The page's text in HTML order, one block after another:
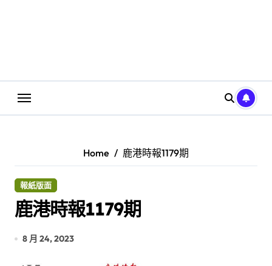
Home 鹿港時報1179期
報紙版面
鹿港時報1179期
8 月 24, 2023